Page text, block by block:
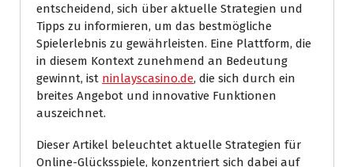
entscheidend, sich über aktuelle Strategien und
Tipps zu informieren, um das bestmögliche
Spielerlebnis zu gewährleisten. Eine Plattform, die
in diesem Kontext zunehmend an Bedeutung
gewinnt, ist ninlayscasino.de, die sich durch ein
breites Angebot und innovative Funktionen
auszeichnet.
Dieser Artikel beleuchtet aktuelle Strategien für
Online-Glücksspiele, konzentriert sich dabei auf